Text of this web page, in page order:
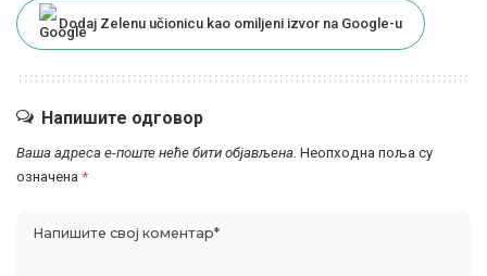
Dodaj Zelenu učionicu kao omiljeni izvor na Google-u
Напишите одговор
Ваша адреса е-поште неће бити објављена. Неопходна поља су
означена *